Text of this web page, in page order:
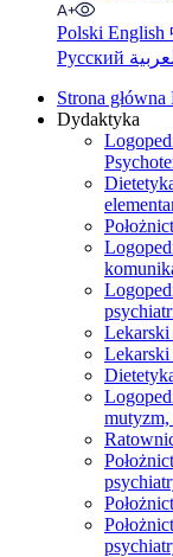
Polski English
Русский
Strona
Dydaktyka